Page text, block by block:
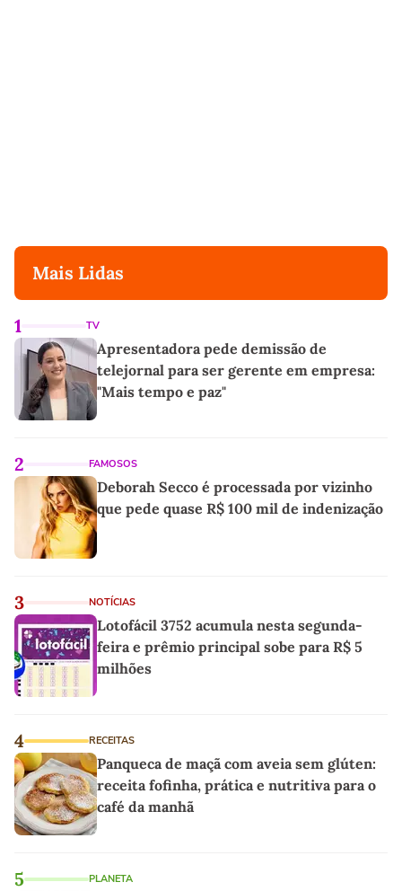
Mais Lidas
1 TV
Apresentadora pede demissão de
telejornal para ser gerente em empresa:
"Mais tempo e paz"
2 FAMOSOS
Deborah Secco é processada por vizinho
que pede quase R$ 100 mil de indenização
3 NOTÍCIAS
Lotofácil 3752 acumula nesta segunda-
feira e prêmio principal sobe para R$ 5
milhões
4 RECEITAS
Panqueca de maçã com aveia sem glúten:
receita fofinha, prática e nutritiva para o
café da manhã
5 PLANETA